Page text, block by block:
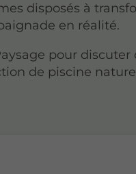
disposés à
en réalité.
pour discuter
de piscine